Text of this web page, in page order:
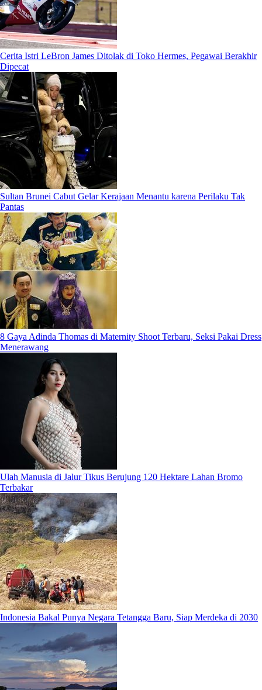
Cerita Istri LeBron James Ditolak di Toko Hermes, Pegawai Berakhir
Dipecat
Sultan Brunei Cabut Gelar Kerajaan Menantu karena Perilaku Tak
Pantas
8 Gaya Adinda Thomas di Maternity Shoot Terbaru, Seksi Pakai Dress
Menerawang
Ulah Manusia di Jalur Tikus Berujung 120 Hektare Lahan Bromo
Terbakar
Indonesia Bakal Punya Negara Tetangga Baru, Siap Merdeka di 2030